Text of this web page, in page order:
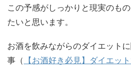
この予感がしっかりと現実のも
たいと思います。
お酒を飲みながらのダイエット
事（ 【お酒好き必見】ダイエッ